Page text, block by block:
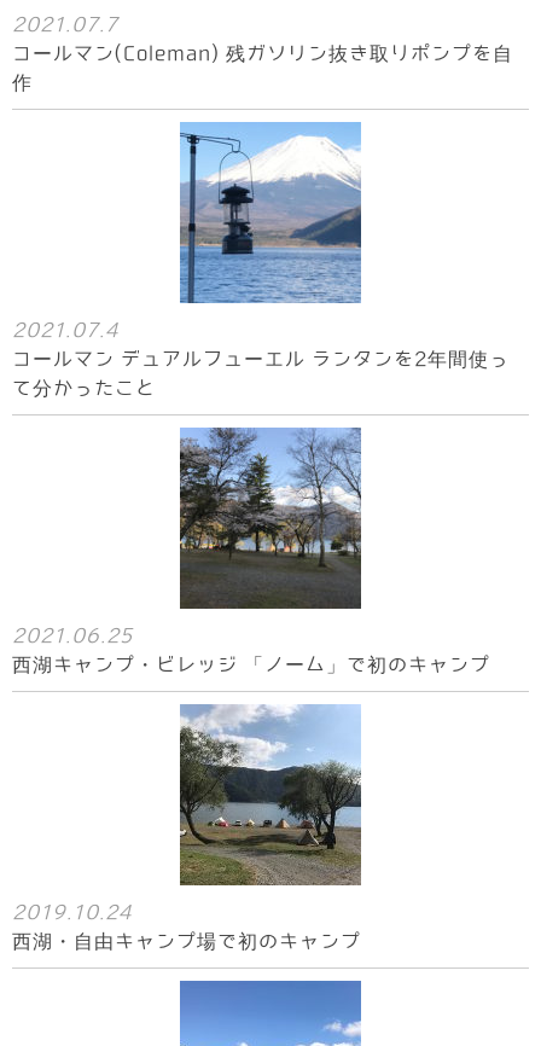
2021.07.7
コールマン(Coleman) 残ガソリン抜き取りポンプを自
作
2021.07.4
コールマン デュアルフューエル ランタンを2年間使っ
て分かったこと
2021.06.25
西湖キャンプ・ビレッジ 「ノーム」で初のキャンプ
2019.10.24
西湖・自由キャンプ場で初のキャンプ